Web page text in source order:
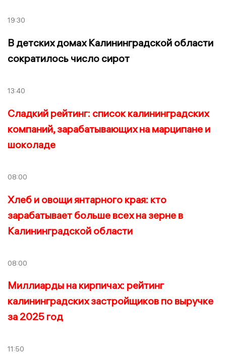
19:30
В детских домах Калининградской области
сократилось число сирот
13:40
Сладкий рейтинг: список калининградских
компаний, зарабатывающих на марципане и
шоколаде
08:00
Хлеб и овощи янтарного края: кто
зарабатывает больше всех на зерне в
Калининградской области
08:00
Миллиарды на кирпичах: рейтинг
калининградских застройщиков по выручке
за 2025 год
11:50